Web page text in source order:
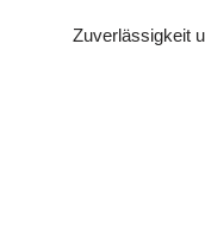
Zuverlässigkeit